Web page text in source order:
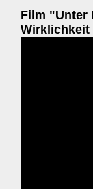
Film "Unter
Wirklichkeit